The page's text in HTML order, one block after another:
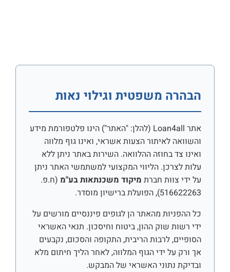
הבהרה משפטית וגילוי נאות
אתר Loan4all (להלן: "האתר") הינו פלטפורמת מידע
והשוואה לאיתור הצעות אשראי, ואינו גוף מלווה
ואינו צד בחוזה ההלוואה. השירות באתר ניתן ללא
עלות לצרכן. הליווי המקצועי למשתמשי האתר ניתן
על ידי צוות חברת מיקוד משכנתאות בע"מ (ח.פ.
516622263), הפועלת ברישיון מוסדר.
כל ההפניות מהאתר הן לגופים פיננסיים מורשים על
ידי רשות שוק ההון, ביטוח וחיסכון. תנאי האשראי
הסופיים, לרבות הריבית, התקופה והסכום, נקבעים
אך ורק על ידי הגוף המלווה, לאחר הליך חיתום מלא
ובדיקת נתוני האשראי של המבקש.